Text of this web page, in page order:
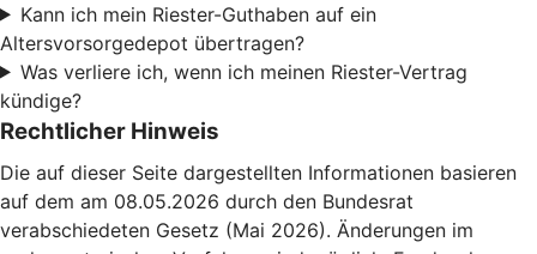
Kann ich mein Riester-Guthaben auf ein
Altersvorsorgedepot übertragen?
Was verliere ich, wenn ich meinen Riester-Vertrag
kündige?
Rechtlicher Hinweis
Die auf dieser Seite dargestellten Informationen basieren
auf dem am 08.05.2026 durch den Bundesrat
verabschiedeten Gesetz (Mai 2026). Änderungen im